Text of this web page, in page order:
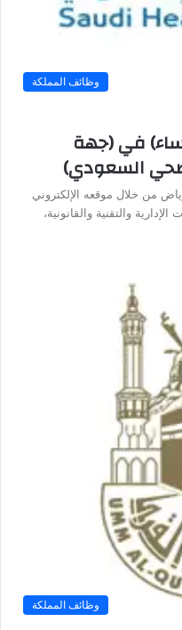
وظائف المملكة
في (جهة
السعودي)
من خلال موقعه الإلكتروني
والتقنية والقانونية،
وظائف المملكة